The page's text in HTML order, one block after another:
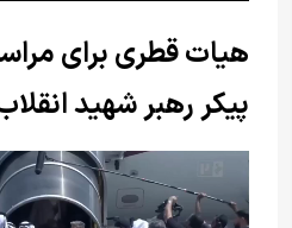
هیات قطری برای
پیکر رهبر شهید